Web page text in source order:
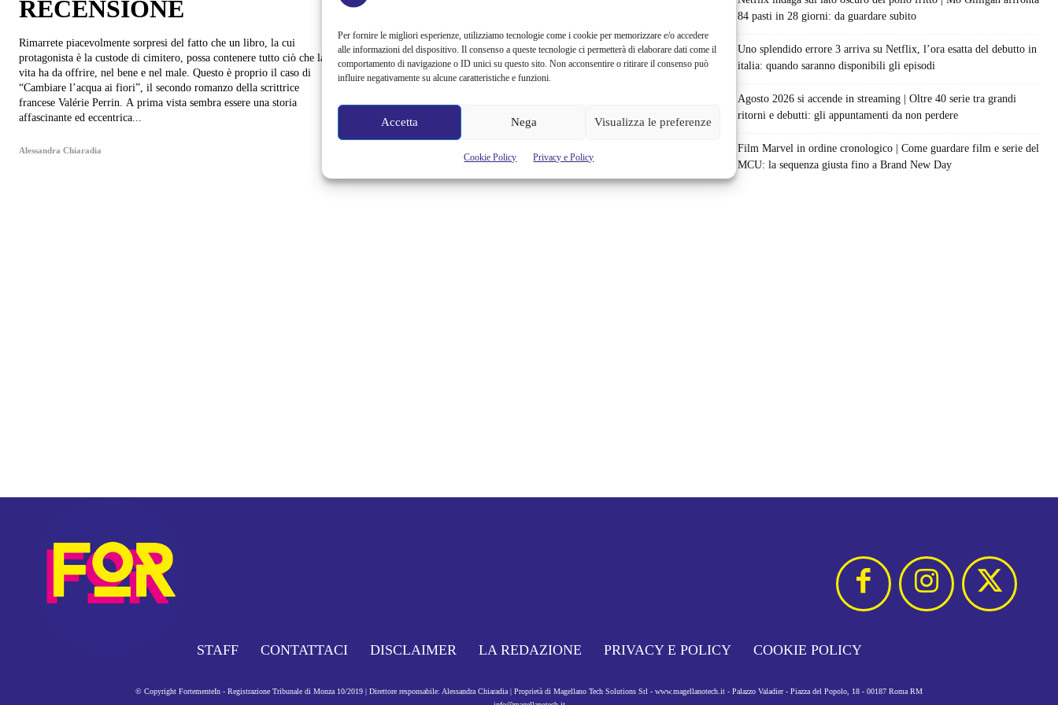
Per fornire le migliori esperienze, utilizziamo tecnologie come i cookie per memorizzare e/o accedere
alle informazioni del dispositivo. Il consenso a queste tecnologie ci permetterà di elaborare dati come il
comportamento di navigazione o ID unici su questo sito. Non acconsentire o ritirare il consenso può
influire negativamente su alcune caratteristiche e funzioni.
Accetta Nega Visualizza le preferenze
Cookie Policy Privacy e Policy
RECENSIONE
Rimarrete piacevolmente sorpresi del fatto che un libro, la cui
protagonista è la custode di cimitero, possa contenere tutto ciò che la
vita ha da offrire, nel bene e nel male. Questo è proprio il caso di
“Cambiare l’acqua ai fiori”, il secondo romanzo della scrittrice
francese Valérie Perrin. A prima vista sembra essere una storia
affascinante ed eccentrica...
Alessandra Chiaradia
84 pasti in 28 giorni: da guardare subito
Uno splendido errore 3 arriva su Netflix, l’ora esatta del debutto in
italia: quando saranno disponibili gli episodi
Agosto 2026 si accende in streaming | Oltre 40 serie tra grandi
ritorni e debutti: gli appuntamenti da non perdere
Film Marvel in ordine cronologico | Come guardare film e serie del
MCU: la sequenza giusta fino a Brand New Day
STAFF CONTATTACI DISCLAIMER LA REDAZIONE PRIVACY E POLICY COOKIE POLICY
© Copyright FortementeIn - Registrazione Tribunale di Monza 10/2019 | Direttore responsabile: Alessandra Chiaradia | Proprietà di Magellano Tech Solutions Srl - www.magellanotech.it - Palazzo Valadier - Piazza del Popolo, 18 - 00187 Roma RM